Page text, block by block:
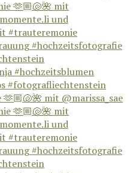
mit @marissa_sae